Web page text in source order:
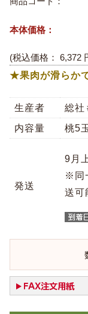
本体価格：
(税込価格： 6,372
★果肉が滑らか
生産者
総社
内容量
桃5
発送
9月
※同
送可